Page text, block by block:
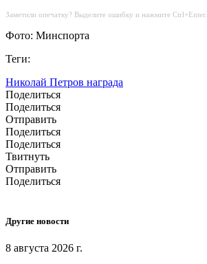
Заметили опечатку? Выделите ошибку и нажмите Ctrl+Enter.
Фото: Минспорта
Теги:
Николай Петров награда
Поделиться
Поделиться
Отправить
Поделиться
Поделиться
Твитнуть
Отправить
Поделиться
Другие новости
8 августа 2026 г.